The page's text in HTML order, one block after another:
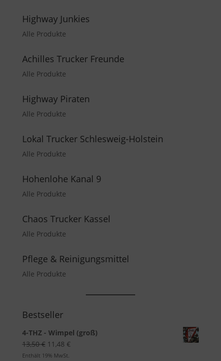
Highway Junkies
Alle Produkte
Achilles Trucker Freunde
Alle Produkte
Highway Piraten
Alle Produkte
Lokal Trucker Schlesweig-Holstein
Alle Produkte
Hohenlohe Kanal 9
Alle Produkte
Chaos Trucker Kassel
Alle Produkte
Pflege & Reinigungsmittel
Alle Produkte
Bestseller
4-THZ - Wimpel (groß)
13,50€ Ursprünglicher
Preis
11,48 €Aktueller
Enthält 19% MwSt.